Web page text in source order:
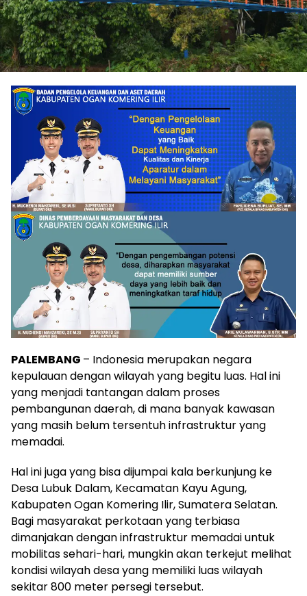
PALEMBANG – Indonesia merupakan negara
kepulauan dengan wilayah yang begitu luas. Hal ini
yang menjadi tantangan dalam proses
pembangunan daerah, di mana banyak kawasan
yang masih belum tersentuh infrastruktur yang
memadai.
Hal ini juga yang bisa dijumpai kala berkunjung ke
Desa Lubuk Dalam, Kecamatan Kayu Agung,
Kabupaten Ogan Komering Ilir, Sumatera Selatan.
Bagi masyarakat perkotaan yang terbiasa
dimanjakan dengan infrastruktur memadai untuk
mobilitas sehari-hari, mungkin akan terkejut melihat
kondisi wilayah desa yang memiliki luas wilayah
sekitar 800 meter persegi tersebut.